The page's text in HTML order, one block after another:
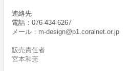
連絡先
電話：076-434-6267
メール：m-design@p1.coralnet.or.jp
販売責任者
宮本和憲